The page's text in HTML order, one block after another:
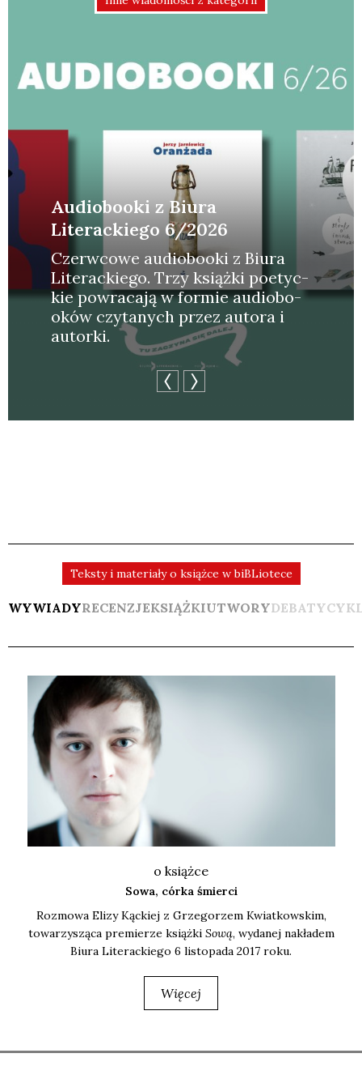
Audiobooki z Biura
Literackiego 6/2026
Czerw­co­we audio­bo­oki z Biu­ra
Lite­rac­kie­go. Trzy książ­ki poetyc­
kie powra­ca­ją w for­mie audio­bo­
oków czy­ta­nych przez auto­ra i
autor­ki.
Teksty i materiały o książce w biBLiotece
WYWIADYRECENZJEKSIĄŻKIUTWORYDEBATY
o książce
Sowa, córka śmierci
Roz­mo­wa Eli­zy Kąc­kiej z Grze­go­rzem Kwiat­kow­skim,
towa­rzy­szą­ca pre­mie­rze książ­ki Sową, wyda­nej nakła­dem
Biu­ra Lite­rac­kie­go 6 listo­pa­da 2017 roku.
Więcej